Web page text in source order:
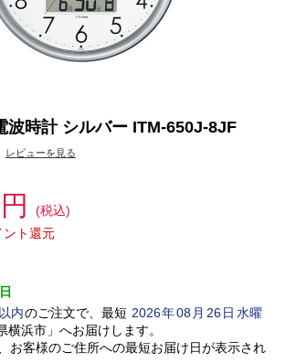
波時計 シルバー ITM-650J-8JF
レビューを見る
(税込)
ント還元
内のご注文で、最短 2026年08 月 26日水曜
横浜市」 へお届けします。
お客様のご住所への最短お届け日が表示され